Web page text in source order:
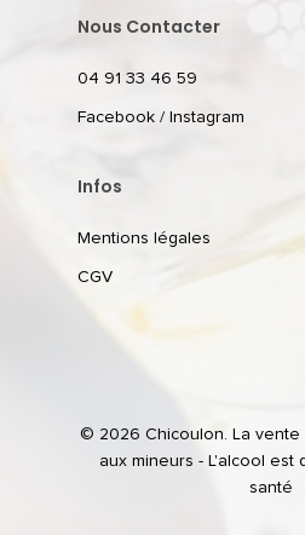
Nous Contacter
04 91 33 46 59
Facebook / Instagram
Infos
Mentions légales
CGV
© 2026 Chicoulon. La
aux mineurs - L'alcool est
santé